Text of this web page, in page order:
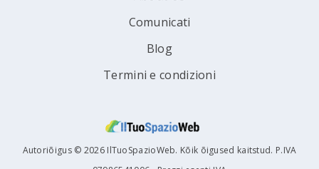
Comunicati
Blog
Termini e condizioni
Autoriõigus © 2026 IlTuoSpazioWeb. Kõik õigused kaitstud. P.IVA